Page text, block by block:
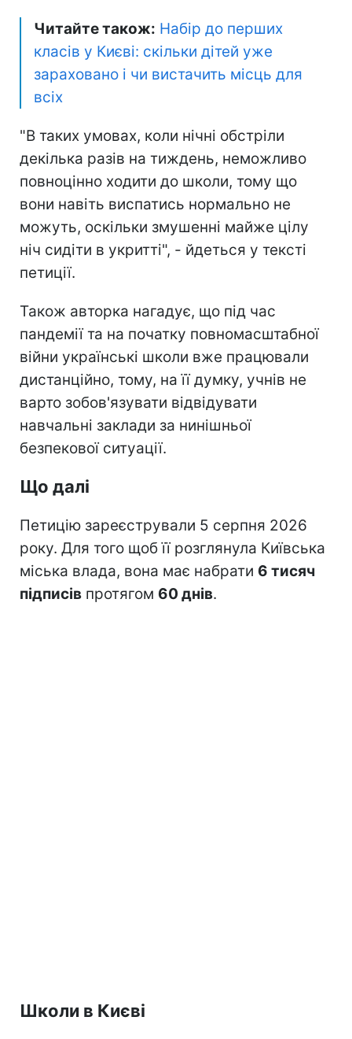
Читайте також: Набір до перших
класів у Києві: скільки дітей уже
зараховано і чи вистачить місць для
всіх
"В таких умовах, коли нічні обстріли
декілька разів на тиждень, неможливо
повноцінно ходити до школи, тому що
вони навіть виспатись нормально не
можуть, оскільки змушенні майже цілу
ніч сидіти в укритті", - йдеться у тексті
петиції.
Також авторка нагадує, що під час
пандемії та на початку повномасштабної
війни українські школи вже працювали
дистанційно, тому, на її думку, учнів не
варто зобов'язувати відвідувати
навчальні заклади за нинішньої
безпекової ситуації.
Що далі
Петицію зареєстрували 5 серпня 2026
року. Для того щоб її розглянула Київська
міська влада, вона має набрати 6 тисяч
підписів протягом 60 днів.
Школи в Києві